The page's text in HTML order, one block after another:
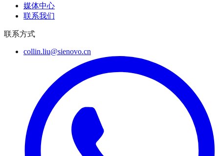
媒体中心
联系我们
联系方式
collin.liu@sienovo.cn